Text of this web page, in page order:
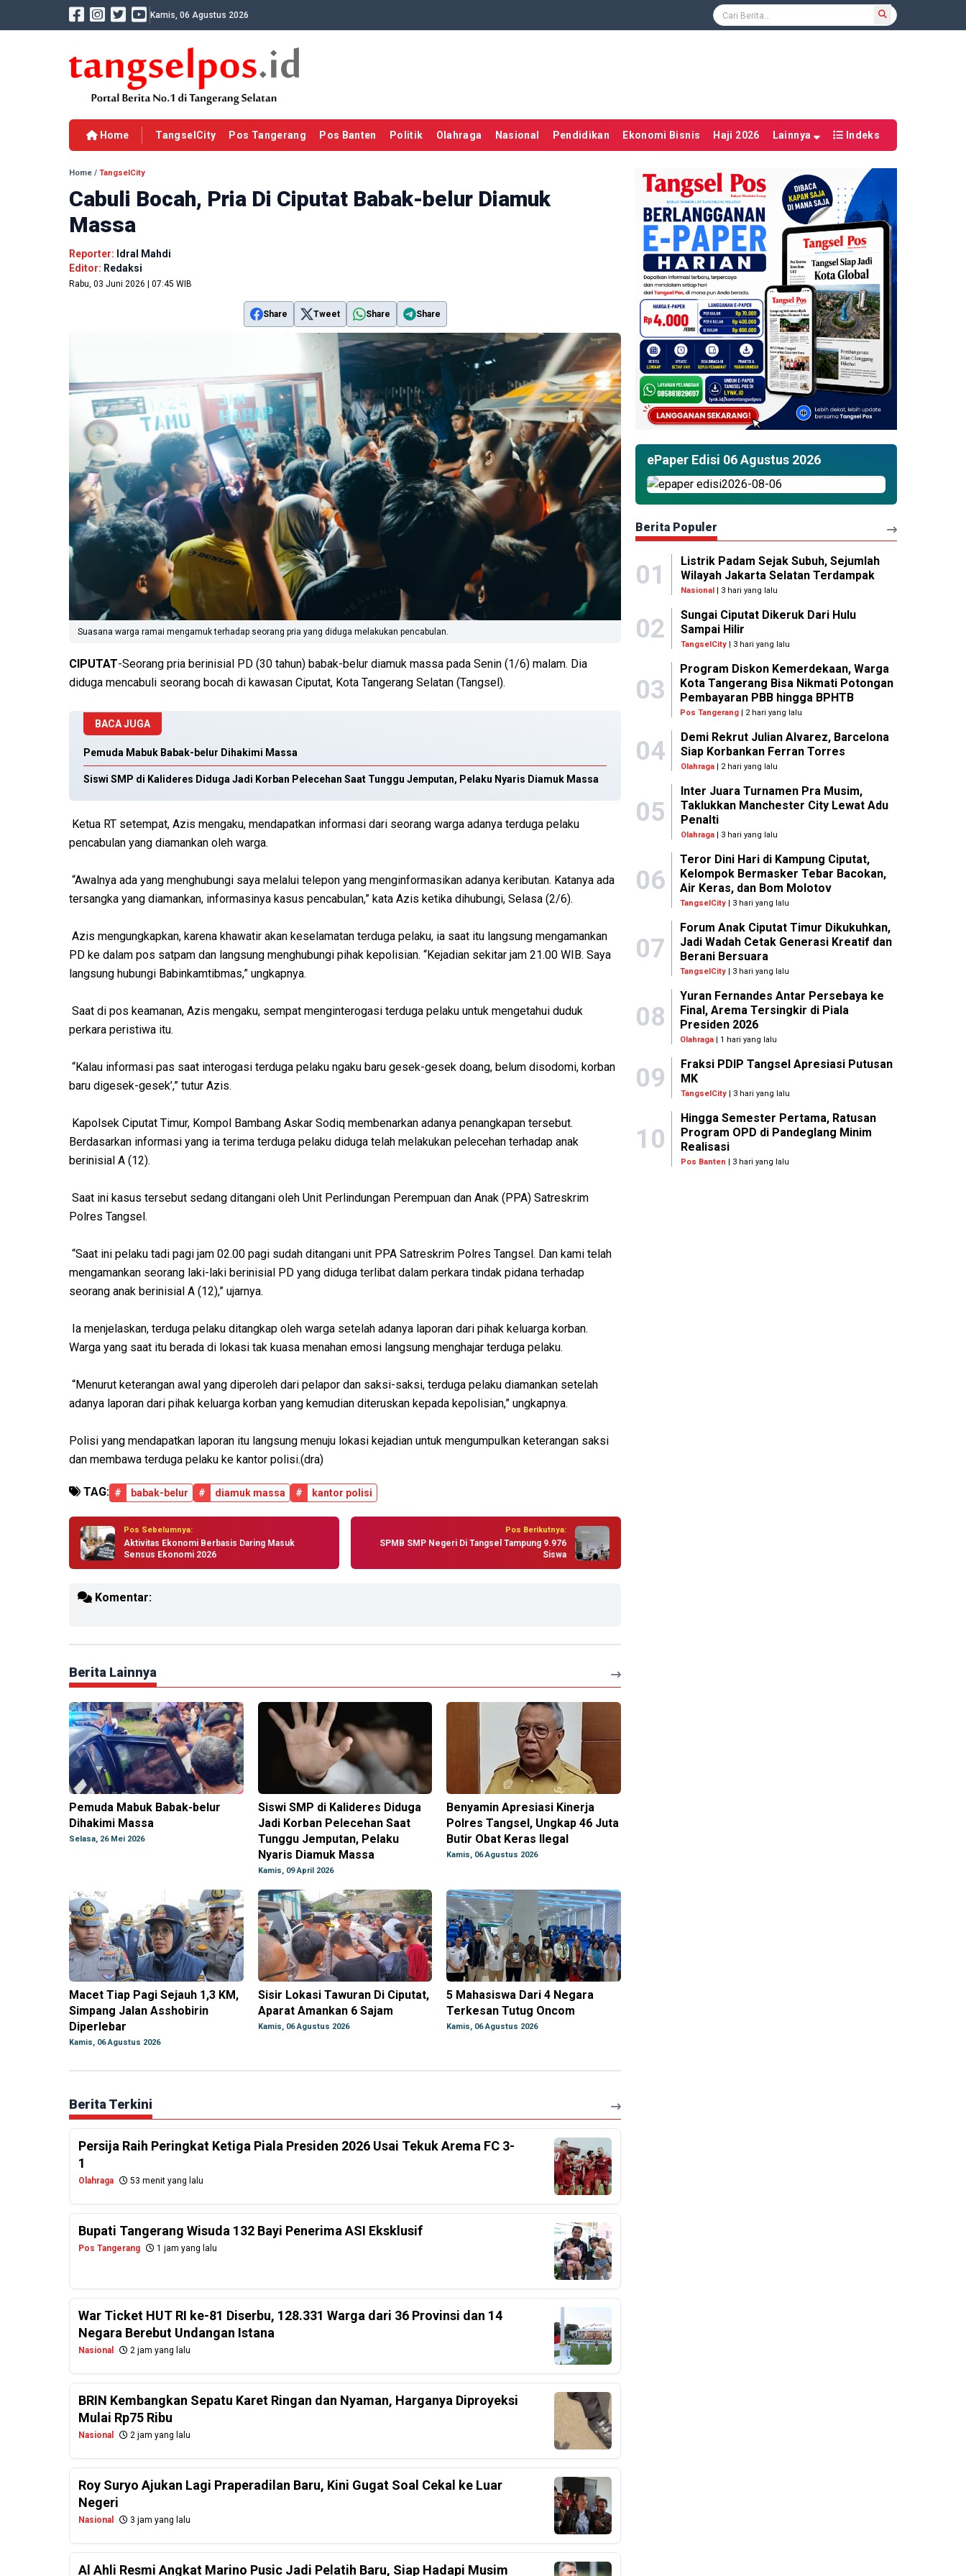
Kamis, 06 Agustus 2026
Home TangselCity Pos Tangerang Pos Banten Politik Olahraga Nasional Pendidikan Ekonomi Bisnis Haji 2026 Lainnya Indeks
Home / TangselCity
Cabuli Bocah, Pria Di Ciputat Babak-belur Diamuk
Massa
Reporter: Idral Mahdi
Editor: Redaksi
Rabu, 03 Juni 2026 | 07:45 WIB
Share Tweet Share Share
Suasana warga ramai mengamuk terhadap seorang pria yang diduga melakukan pencabulan.
CIPUTAT-Seorang pria berinisial PD (30 tahun) babak-belur diamuk massa pada Senin (1/6) malam. Dia
diduga mencabuli seorang bocah di kawasan Ciputat, Kota Tangerang Selatan (Tangsel).
BACA JUGA
Pemuda Mabuk Babak-belur Dihakimi Massa
Siswi SMP di Kalideres Diduga Jadi Korban Pelecehan Saat Tunggu Jemputan, Pelaku Nyaris Diamuk Massa
Ketua RT setempat, Azis mengaku, mendapatkan informasi dari seorang warga adanya terduga pelaku
pencabulan yang diamankan oleh warga.
“Awalnya ada yang menghubungi saya melalui telepon yang menginformasikan adanya keributan. Katanya ada
tersangka yang diamankan, informasinya kasus pencabulan,” kata Azis ketika dihubungi, Selasa (2/6).
Azis mengungkapkan, karena khawatir akan keselamatan terduga pelaku, ia saat itu langsung mengamankan
PD ke dalam pos satpam dan langsung menghubungi pihak kepolisian. “Kejadian sekitar jam 21.00 WIB. Saya
langsung hubungi Babinkamtibmas,” ungkapnya.
Saat di pos keamanan, Azis mengaku, sempat menginterogasi terduga pelaku untuk mengetahui duduk
perkara peristiwa itu.
“Kalau informasi pas saat interogasi terduga pelaku ngaku baru gesek-gesek doang, belum disodomi, korban
baru digesek-gesek’,” tutur Azis.
Kapolsek Ciputat Timur, Kompol Bambang Askar Sodiq membenarkan adanya penangkapan tersebut.
Berdasarkan informasi yang ia terima terduga pelaku diduga telah melakukan pelecehan terhadap anak
berinisial A (12).
Saat ini kasus tersebut sedang ditangani oleh Unit Perlindungan Perempuan dan Anak (PPA) Satreskrim
Polres Tangsel.
“Saat ini pelaku tadi pagi jam 02.00 pagi sudah ditangani unit PPA Satreskrim Polres Tangsel. Dan kami telah
mengamankan seorang laki-laki berinisial PD yang diduga terlibat dalam perkara tindak pidana terhadap
seorang anak berinisial A (12),” ujarnya.
Ia menjelaskan, terduga pelaku ditangkap oleh warga setelah adanya laporan dari pihak keluarga korban.
Warga yang saat itu berada di lokasi tak kuasa menahan emosi langsung menghajar terduga pelaku.
“Menurut keterangan awal yang diperoleh dari pelapor dan saksi-saksi, terduga pelaku diamankan setelah
adanya laporan dari pihak keluarga korban yang kemudian diteruskan kepada kepolisian,” ungkapnya.
Polisi yang mendapatkan laporan itu langsung menuju lokasi kejadian untuk mengumpulkan keterangan saksi
dan membawa terduga pelaku ke kantor polisi.(dra)
TAG: # babak-belur # diamuk massa # kantor polisi
Pos Sebelumnya:
Aktivitas Ekonomi Berbasis Daring Masuk
Sensus Ekonomi 2026
Pos Berikutnya:
SPMB SMP Negeri Di Tangsel Tampung 9.976
Siswa
Komentar:
Berita Lainnya
Pemuda Mabuk Babak-belur
Dihakimi Massa
Selasa, 26 Mei 2026
Siswi SMP di Kalideres Diduga
Jadi Korban Pelecehan Saat
Tunggu Jemputan, Pelaku
Nyaris Diamuk Massa
Kamis, 09 April 2026
Benyamin Apresiasi Kinerja
Polres Tangsel, Ungkap 46 Juta
Butir Obat Keras Ilegal
Kamis, 06 Agustus 2026
Macet Tiap Pagi Sejauh 1,3 KM,
Simpang Jalan Asshobirin
Diperlebar
Kamis, 06 Agustus 2026
Sisir Lokasi Tawuran Di Ciputat,
Aparat Amankan 6 Sajam
Kamis, 06 Agustus 2026
5 Mahasiswa Dari 4 Negara
Terkesan Tutug Oncom
Kamis, 06 Agustus 2026
Berita Terkini
Persija Raih Peringkat Ketiga Piala Presiden 2026 Usai Tekuk Arema FC 3-
1
Olahraga 53 menit yang lalu
Bupati Tangerang Wisuda 132 Bayi Penerima ASI Eksklusif
Pos Tangerang 1 jam yang lalu
War Ticket HUT RI ke-81 Diserbu, 128.331 Warga dari 36 Provinsi dan 14
Negara Berebut Undangan Istana
Nasional 2 jam yang lalu
BRIN Kembangkan Sepatu Karet Ringan dan Nyaman, Harganya Diproyeksi
Mulai Rp75 Ribu
Nasional 2 jam yang lalu
Roy Suryo Ajukan Lagi Praperadilan Baru, Kini Gugat Soal Cekal ke Luar
Negeri
Nasional 3 jam yang lalu
Al Ahli Resmi Angkat Marino Pusic Jadi Pelatih Baru, Siap Hadapi Musim
ePaper Edisi 06 Agustus 2026
Berita Populer
01
Listrik Padam Sejak Subuh, Sejumlah
Wilayah Jakarta Selatan Terdampak
Nasional | 3 hari yang lalu
02
Sungai Ciputat Dikeruk Dari Hulu
Sampai Hilir
TangselCity| 3 hari yang lalu
03
Program Diskon Kemerdekaan, Warga
Kota Tangerang Bisa Nikmati Potongan
Pembayaran PBB hingga BPHTB
Pos Tangerang | 2 hari yang lalu
04
Demi Rekrut Julian Alvarez, Barcelona
Siap Korbankan Ferran Torres
Olahraga| 2 hari yang lalu
05
Inter Juara Turnamen Pra Musim,
Taklukkan Manchester City Lewat Adu
Penalti
Olahraga| 3 hari yang lalu
06
Teror Dini Hari di Kampung Ciputat,
Kelompok Bermasker Tebar Bacokan,
Air Keras, dan Bom Molotov
TangselCity | 3 hari yang lalu
07
Forum Anak Ciputat Timur Dikukuhkan,
Jadi Wadah Cetak Generasi Kreatif dan
Berani Bersuara
TangselCity | 3 hari yang lalu
08
Yuran Fernandes Antar Persebaya ke
Final, Arema Tersingkir di Piala
Presiden 2026
Olahraga | 1 hari yang lalu
09
Fraksi PDIP Tangsel Apresiasi Putusan
MK
TangselCity| 3 hari yang lalu
10
Hingga Semester Pertama, Ratusan
Program OPD di Pandeglang Minim
Realisasi
Pos Banten | 3 hari yang lalu